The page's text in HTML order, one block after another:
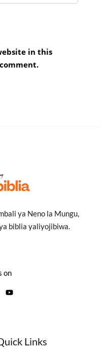
in this
ya Neno la Mungu,
biblia yaliyojibiwa.
on
Links